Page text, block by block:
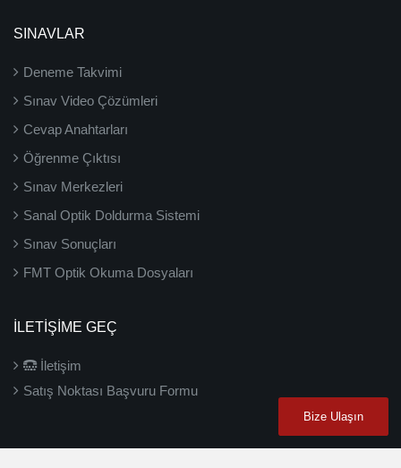
SINAVLAR
Deneme Takvimi
Sınav Video Çözümleri
Cevap Anahtarları
Öğrenme Çıktısı
Sınav Merkezleri
Sanal Optik Doldurma Sistemi
Sınav Sonuçları
FMT Optik Okuma Dosyaları
İLETIŞIME GEÇ
İletişim
Satış Noktası Başvuru Formu
Bize Ulaşın